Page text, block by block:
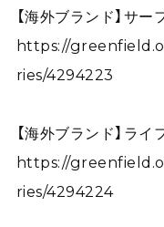
【海外ブランド】サー
https://
ries/4294223
【海外ブランド】ライ
https://
ries/4294224